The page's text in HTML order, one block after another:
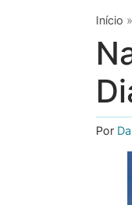
Início »
Por